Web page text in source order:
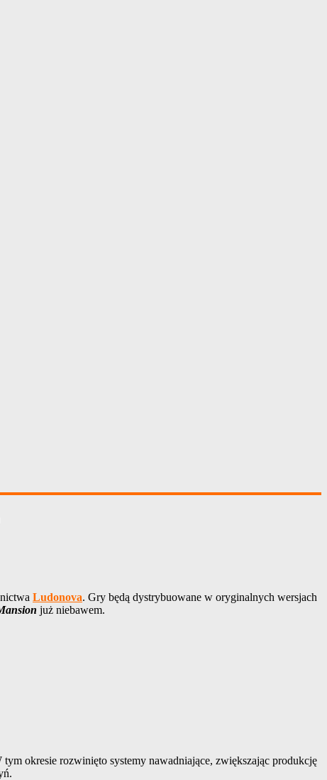
Ludonova. Gry będą dystrybuowane w oryginalnych wersjach
już niebawem.
okresie rozwinięto systemy nawadniające, zwiększając produkcję